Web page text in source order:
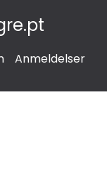
Anmeldelser